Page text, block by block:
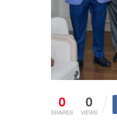
0
SHARES
0
VIEWS